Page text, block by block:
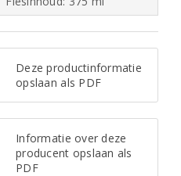
Deze productinformatie
opslaan als PDF
Informatie over deze
producent opslaan als
PDF